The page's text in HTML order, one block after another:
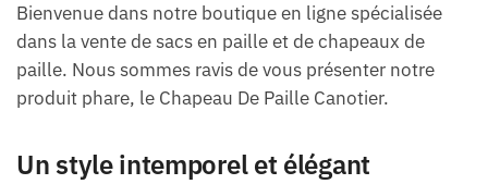
Bienvenue dans notre boutique en ligne spécialisée
dans la vente de sacs en paille et de chapeaux de
paille. Nous sommes ravis de vous présenter notre
produit phare, le Chapeau De Paille Canotier.
Un style intemporel et élégant